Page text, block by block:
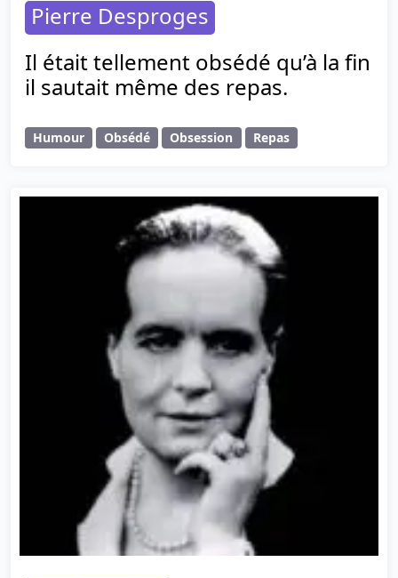
Pierre Desproges
Il était tellement obsédé qu’à la fin
il sautait même des repas.
Humour Obsédé Obsession Repas